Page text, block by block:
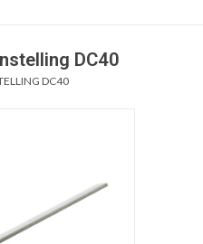
DC40
DC40